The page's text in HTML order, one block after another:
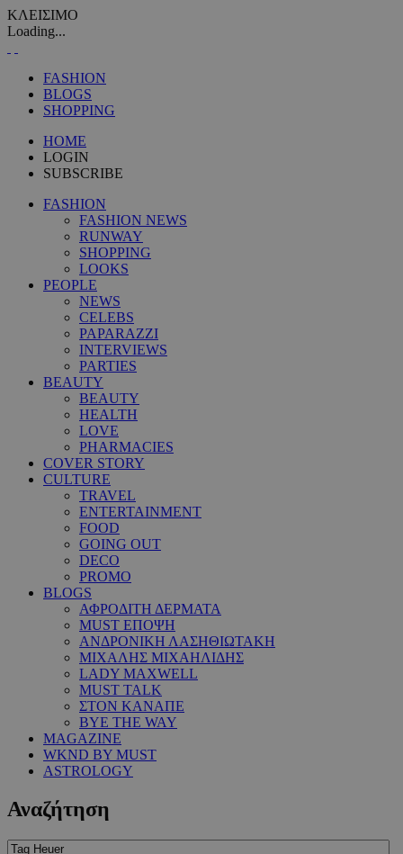
ΚΛΕΙΣΙΜΟ
Loading...
FASHION
BLOGS
SHOPPING
HOME
LOGIN
SUBSCRIBE
FASHION
FASHION NEWS
RUNWAY
SHOPPING
LOOKS
PEOPLE
NEWS
CELEBS
PAPARAZZI
INTERVIEWS
PARTIES
BEAUTY
BEAUTY
HEALTH
LOVE
PHARMACIES
COVER STORY
CULTURE
TRAVEL
ENTERTAINMENT
FOOD
GOING OUT
DECO
PROMO
BLOGS
ΑΦΡΟΔΙΤΗ ΔΕΡΜΑΤΑ
MUST ΕΠΟΨΗ
ΑΝΔΡΟΝΙΚΗ ΛΑΣΗΘΙΩΤΑΚΗ
ΜΙΧΑΛΗΣ ΜΙΧΑΗΛΙΔΗΣ
LADY MAXWELL
MUST TALK
ΣΤΟΝ ΚΑΝΑΠΕ
BYE THE WAY
MAGAZINE
WKND BY MUST
ASTROLOGY
Αναζήτηση